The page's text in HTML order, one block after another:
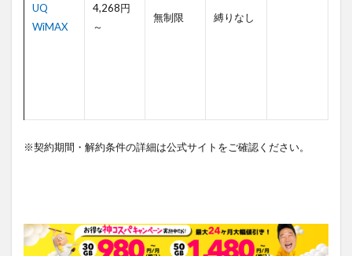
UQ
WiMAX
4,268円
～
無制限 縛りなし
※契約期間・解約条件の詳細は公式サイトをご確認ください。